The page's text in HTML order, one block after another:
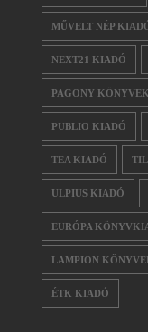
MŰVELT NÉP
NEXT21 KIADÓ
PAGONY KÖNYVEK
PUBLIO KIADÓ
TEA KIADÓ
ULPIUS KIADÓ
EURÓPA
LAMPION
ÉTK KIADÓ